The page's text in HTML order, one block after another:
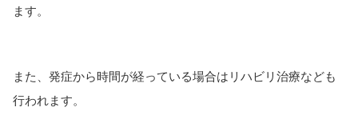
ます。
また、発症から時間が経っている場合はリハビリ治療なども
行われます。